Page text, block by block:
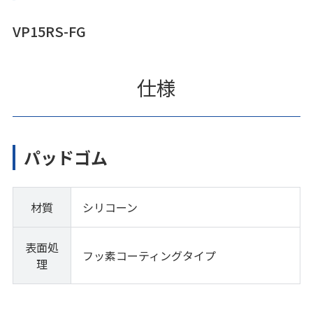
VP15RS-FG
仕様
パッドゴム
材質 シリコーン
表面処
理
フッ素コーティングタイプ